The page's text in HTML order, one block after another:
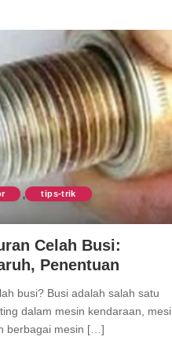
,
tips-trik
Celah Busi:
Penentuan
busi? Busi adalah salah satu
dalam mesin kendaraan,
berbagai mesin […]